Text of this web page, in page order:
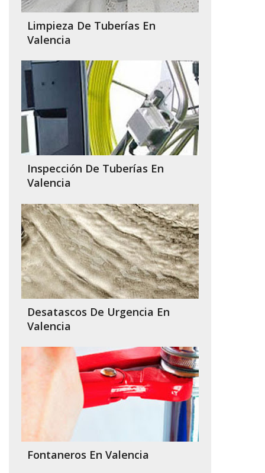
Limpieza De Tuberías En
Valencia
Inspección De Tuberías En
Valencia
Desatascos De Urgencia En
Valencia
Fontaneros En Valencia